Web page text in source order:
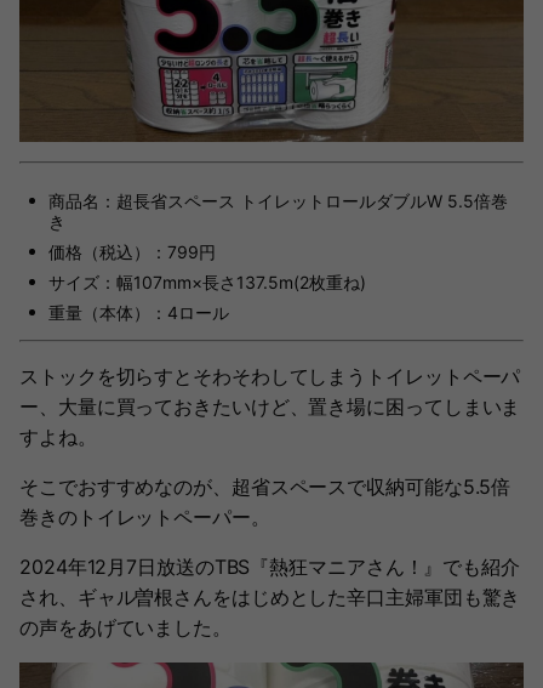
商品名：超長省スペース トイレットロールダブルW 5.5倍巻
き
価格（税込）：799円
サイズ：幅107mm×長さ137.5m(2枚重ね)
重量（本体）：4ロール
ストックを切らすとそわそわしてしまうトイレットペーパ
ー、大量に買っておきたいけど、置き場に困ってしまいま
すよね。
そこでおすすめなのが、超省スペースで収納可能な5.5倍
巻きのトイレットペーパー。
2024年12月7日放送のTBS『熱狂マニアさん！』でも紹介
され、ギャル曽根さんをはじめとした辛口主婦軍団も驚き
の声をあげていました。